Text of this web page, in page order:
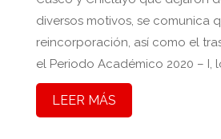
diversos motivos, se comunica
reincorporación, así como el
el Periodo Académico 2020 – I,
LEER MÁS